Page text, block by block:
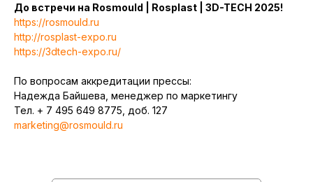
До встречи на Rosmould | Rosplast | 3D-TECH 2025!
https://rosmould.ru
http://rosplast-expo.ru
https://3dtech-expo.ru/
По вопросам аккредитации прессы:
Надежда Байшева, менеджер по маркетингу
Тел. + 7 495 649 8775, доб. 127
marketing@rosmould.ru